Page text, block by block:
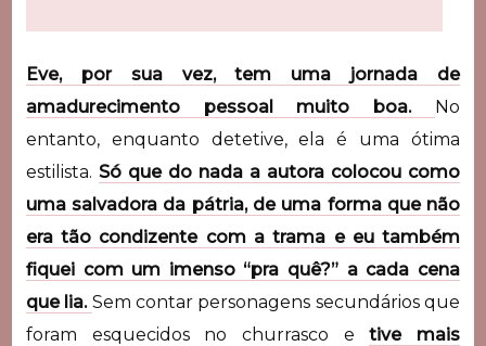
Eve, por sua vez, tem uma jornada de
amadurecimento pessoal muito boa. No
entanto, enquanto detetive, ela é uma ótima
estilista. Só que do nada a autora colocou como
uma salvadora da pátria, de uma forma que não
era tão condizente com a trama e eu também
fiquei com um imenso “pra quê?” a cada cena
que lia. Sem contar personagens secundários que
foram esquecidos no churrasco etive mais